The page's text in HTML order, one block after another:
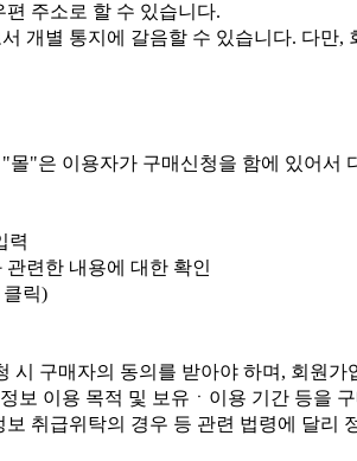
주소로 할 수 있습니다.
개별 통지에 갈음할 수 있습니다. 다만,
"은 이용자가 구매신청을 함에 있어서
력
련한 내용에 대한 확인
릭)
구매자의 동의를 받아야 하며, 회원가
보 이용 목적 및 보유ㆍ이용 기간 등을
취급위탁의 경우 등 관련 법령에 달리